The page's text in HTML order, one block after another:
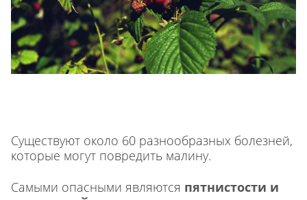
Существуют около 60 разнообразных болезней,
которые могут повредить малину.
Самыми опасными являются пятнистости и